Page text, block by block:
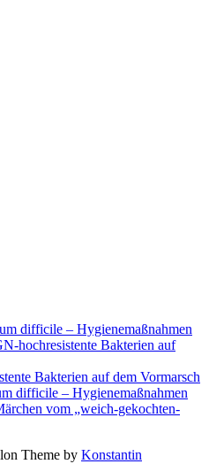
difficile – Hygienemaßnahmen
hochresistente Bakterien auf
Bakterien auf dem Vormarsch
difficile – Hygienemaßnahmen
vom „weich-gekochten-
Theme by Konstantin